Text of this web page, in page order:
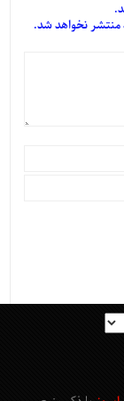
منتشر نخواهد شد.